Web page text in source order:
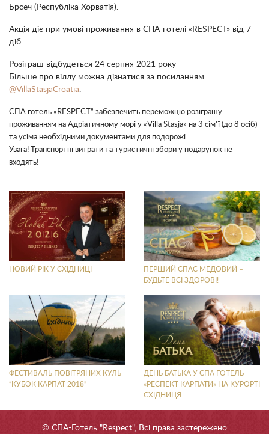
Брсеч (Республіка Хорватія).
Акція діє при умові проживання в СПА-готелі «RESPECT» від 7
діб.
Розіграш відбудеться 24 серпня 2021 року
Більше про віллу можна дізнатися за посиланням:
@VillaStasjaCroatia.
СПА готель «RESPECT” забезпечить переможцю розіграшу
проживанням на Адріатичному морі у «Villa Stasja» на 3 сім’ї (до 8 осіб)
та усіма необхідними документами для подорожі.
Увага! Транспортні витрати та туристичні збори у подарунок не
входять!
НОВИЙ РІК У СХІДНИЦІ
ПЕРШИЙ СПАС МЕДОВИЙ –
БУДЬТЕ ВСІ ЗДОРОВІ!
ФЕСТИВАЛЬ ПОВІТРЯНИХ КУЛЬ
“КУБОК КАРПАТ 2018”
ДЕНЬ БАТЬКА У СПА ГОТЕЛЬ
«РЕСПЕКТ КАРПАТИ» НА КУРОРТІ
СХІДНИЦЯ
© СПА-Готель "Respect", Всі права застережено